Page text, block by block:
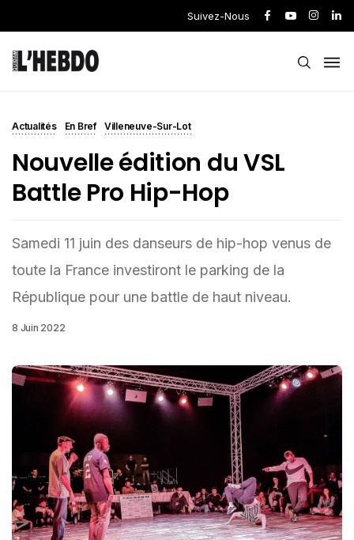
Suivez-Nous
Actualités En Bref Villeneuve-Sur-Lot
Nouvelle édition du VSL
Battle Pro Hip-Hop
Samedi 11 juin des danseurs de hip-hop venus de
toute la France investiront le parking de la
République pour une battle de haut niveau.
8 Juin 2022